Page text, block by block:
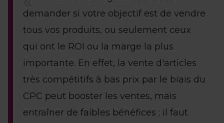
demander si votre objectif est de vendre
tous vos produits, ou seulement ceux
qui ont le ROI ou la marge la plus
importante. En effet, la vente d'articles
très compétitifs à bas prix par le biais du
CPC peut booster les ventes, mais
entraîner de faibles bénéfices ; il faut